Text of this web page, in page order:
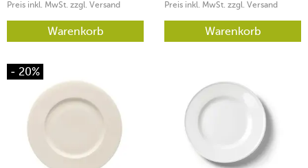
Preis inkl. MwSt. zzgl. Versand
Warenkorb
Preis inkl. MwSt. zzgl. Versand
Warenkorb
- 20%